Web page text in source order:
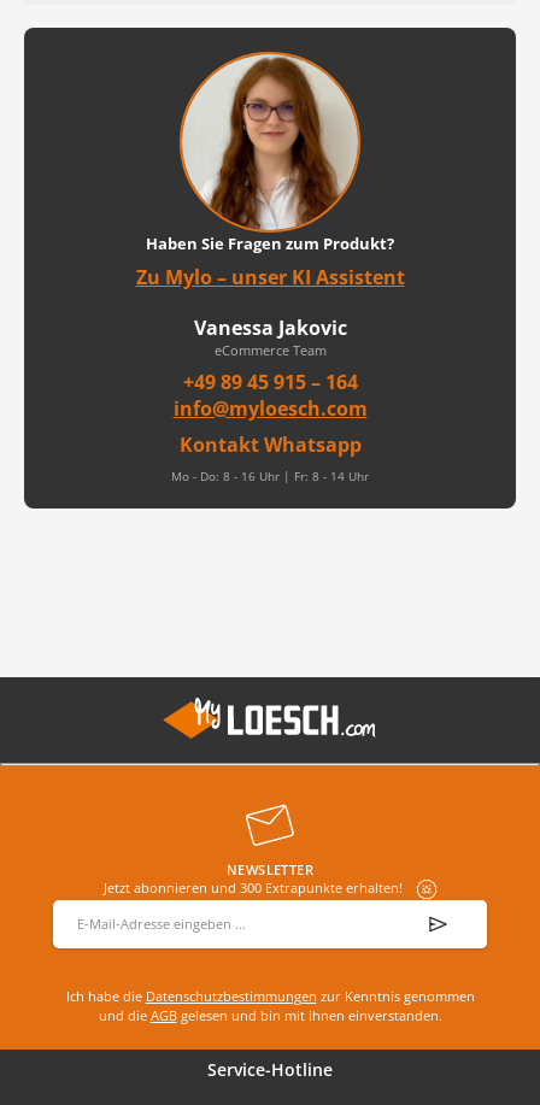
Haben Sie Fragen zum Produkt?
Zu Mylo – unser KI Assistent
Vanessa Jakovic
eCommerce Team
+49 89 45 915 – 164
info@myloesch.com
Kontakt Whatsapp
Mo - Do: 8 - 16 Uhr | Fr: 8 - 14 Uhr
NEWSLETTER
Jetzt abonnieren und 300 Extrapunkte erhalten!
E-Mail-Adresse
Ich habe die Datenschutzbestimmungen zur Kenntnis genommen
und die AGBgelesen und bin mit ihnen einverstanden.
Service-Hotline